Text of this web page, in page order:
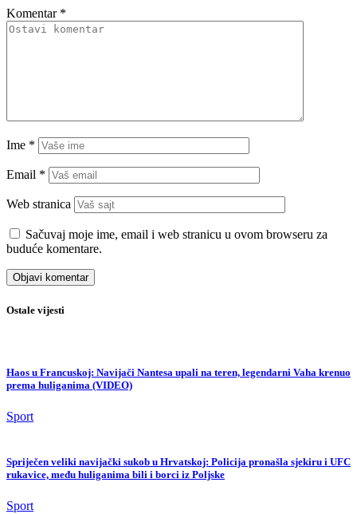
Komentar *
Ime *
Email *
Web stranica
Sačuvaj moje ime, email i web stranicu u ovom browseru za
buduće komentare.
Ostale vijesti
Haos u Francuskoj: Navijači Nantesa upali na teren, legendarni Vaha krenuo
prema huliganima (VIDEO)
Sport
Spriječen veliki navijački sukob u Hrvatskoj: Policija pronašla sjekiru i UFC
rukavice, među huliganima bili i borci iz Poljske
Sport